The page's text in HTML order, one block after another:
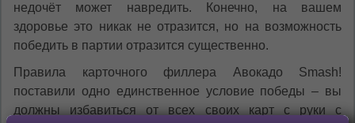
недочёт может навредить. Конечно, на вашем
здоровье это никак не отразится, но на возможность
победить в партии отразится существенно.
Правила карточного филлера Авокадо Smash!
поставили одно единственное условие победы – вы
должны избавиться от всех своих карт с руки с